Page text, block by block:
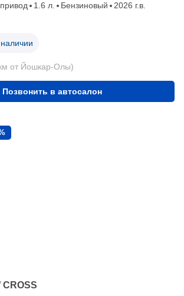
1.6 л. Бензиновый
2026 г.в.
от Йошкар-Олы)
Позвонить в автосалон
CROSS